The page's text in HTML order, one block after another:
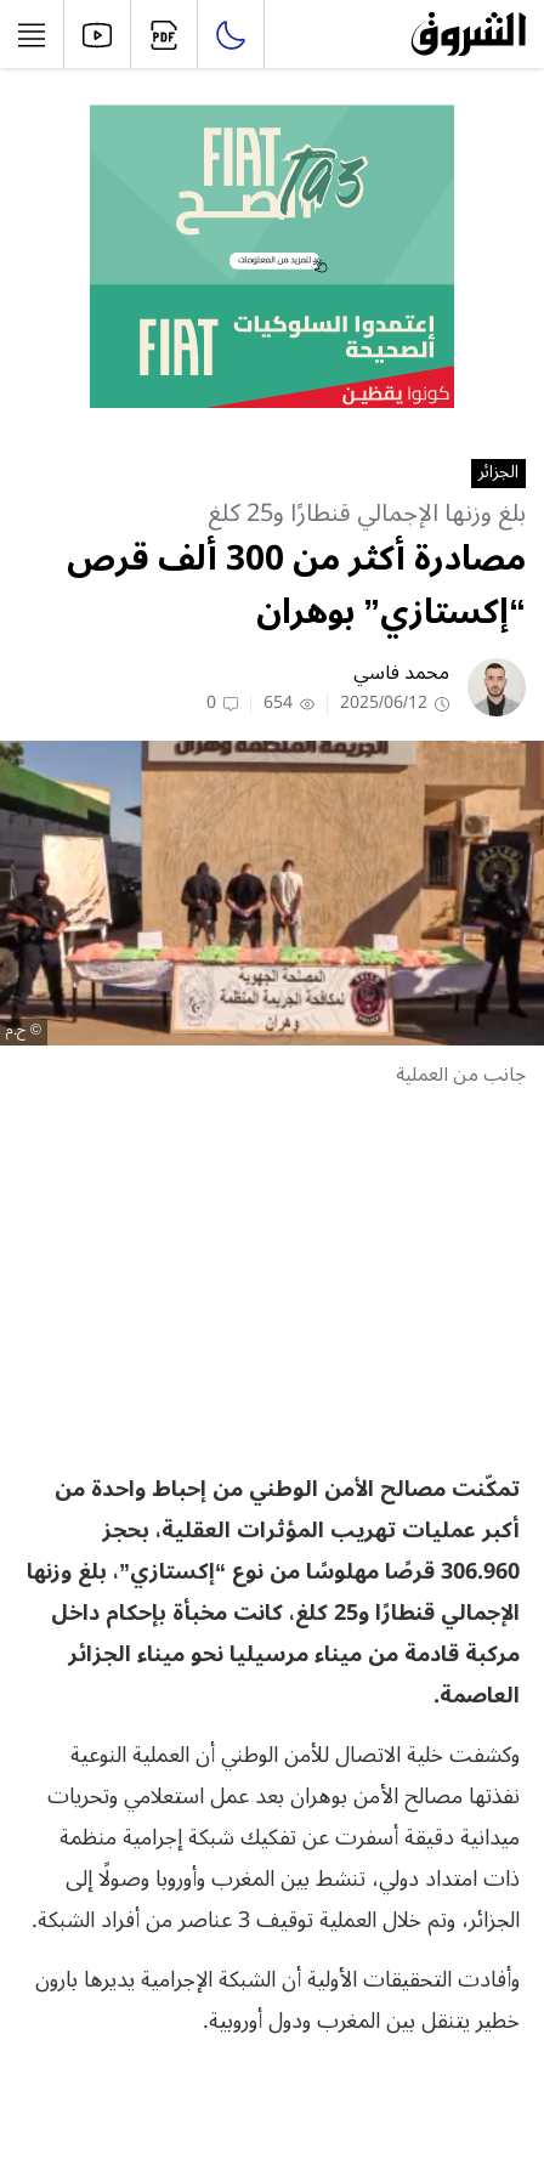
الجزائر
بلغ وزنها الإجمالي قنطارًا و25 كلغ
مصادرة أكثر من 300 ألف قرص
“إكستازي” بوهران
محمد فاسي
2025/06/12
654
0
ح.م
جانب من العملية
تمكّنت مصالح الأمن الوطني من إحباط واحدة من
أكبر عمليات تهريب المؤثرات العقلية، بحجز
306.960 قرصًا مهلوسًا من نوع “إكستازي”، بلغ وزنها
الإجمالي قنطارًا و25 كلغ، كانت مخبأة بإحكام داخل
مركبة قادمة من ميناء مرسيليا نحو ميناء الجزائر
العاصمة.
وكشفت خلية الاتصال للأمن الوطني أن العملية النوعية
نفذتها مصالح الأمن بوهران بعد عمل استعلامي وتحريات
ميدانية دقيقة أسفرت عن تفكيك شبكة إجرامية منظمة
ذات امتداد دولي، تنشط بين المغرب وأوروبا وصولًا إلى
الجزائر، وتم خلال العملية توقيف 3 عناصر من أفراد الشبكة.
وأفادت التحقيقات الأولية أن الشبكة الإجرامية يديرها بارون
خطير يتنقل بين المغرب ودول أوروبية.